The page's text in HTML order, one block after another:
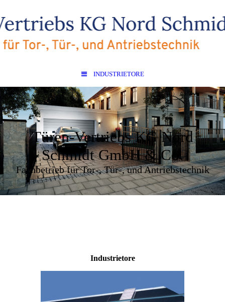
INDUSTRIETORE
Türen-Vertriebs KG Nord
Schmidt GmbH & Co.
Fachbetrieb für Tor-, Tür-, und Antriebstechnik
Industrietore